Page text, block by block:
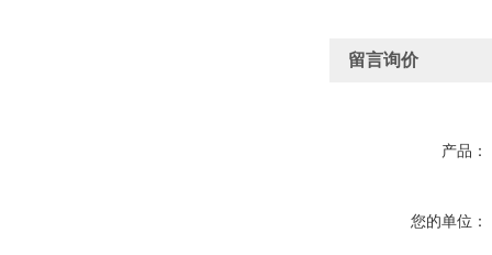
留言询价
产品：
您的单位：